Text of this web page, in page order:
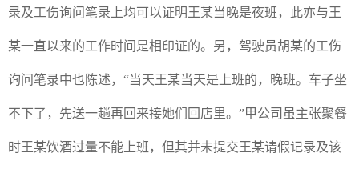
录及工伤询问笔录上均可以证明王某当晚是夜班，此亦与王
某一直以来的工作时间是相印证的。另，驾驶员胡某的工伤
询问笔录中也陈述，“当天王某当天是上班的，晚班。车子坐
不下了，先送一趟再回来接她们回店里。”甲公司虽主张聚餐
时王某饮酒过量不能上班，但其并未提交王某请假记录及该